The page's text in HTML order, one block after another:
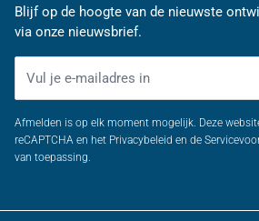
Blijf op de hoogte van de nieuwste
via onze nieuwsbrief.
Afmelden is op elk moment mogelijk. Deze
reCAPTCHA en het Privacybeleid en de
van toepassing.